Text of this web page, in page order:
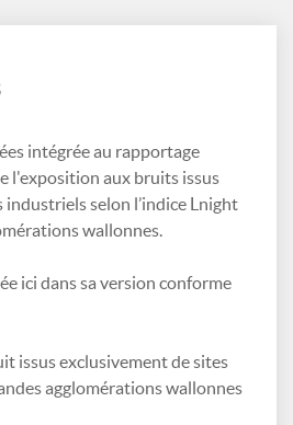
intégrée au rapportage
l'exposition aux bruits issus
selon l’indice Lnight
wallonnes.
ici dans sa version conforme
issus exclusivement de sites
agglomérations wallonnes